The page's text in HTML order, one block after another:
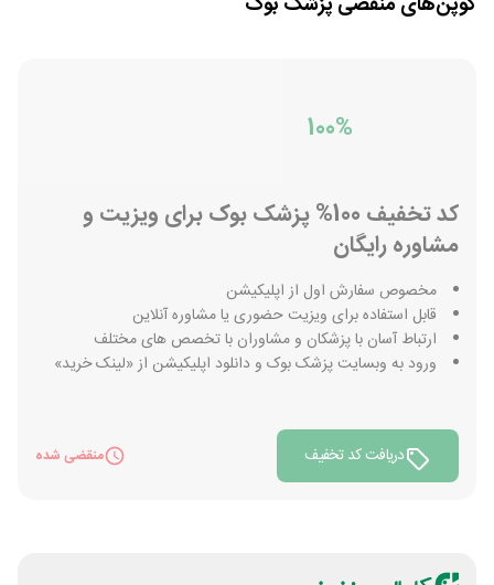
100%
کد تخفیف 100% پزشک بوک برای ویزیت و
مشاوره رایگان
مخصوص سفارش اول از اپلیکیشن
قابل استفاده برای ویزیت حضوری یا مشاوره آنلاین
ارتباط آسان با پزشکان و مشاوران با تخصص های مختلف
ورود به وبسایت پزشک بوک و دانلود اپلیکیشن از «لینک خرید»
دریافت کد تخفیف منقضی شده